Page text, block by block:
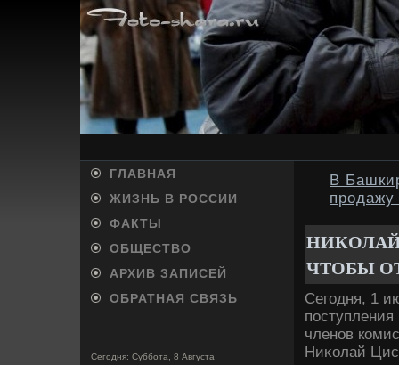
ГЛАВНАЯ
ЖИЗНЬ В РОССИИ
ФАКТЫ
ОБЩЕСТВО
АРХИВ ЗАПИСЕЙ
ОБРАТНАЯ СВЯЗЬ
Сегодня: Суббота, 8 Августа
В
продажу
ЧТОБЫ
Сегодня, 1
членов
Ниκолай